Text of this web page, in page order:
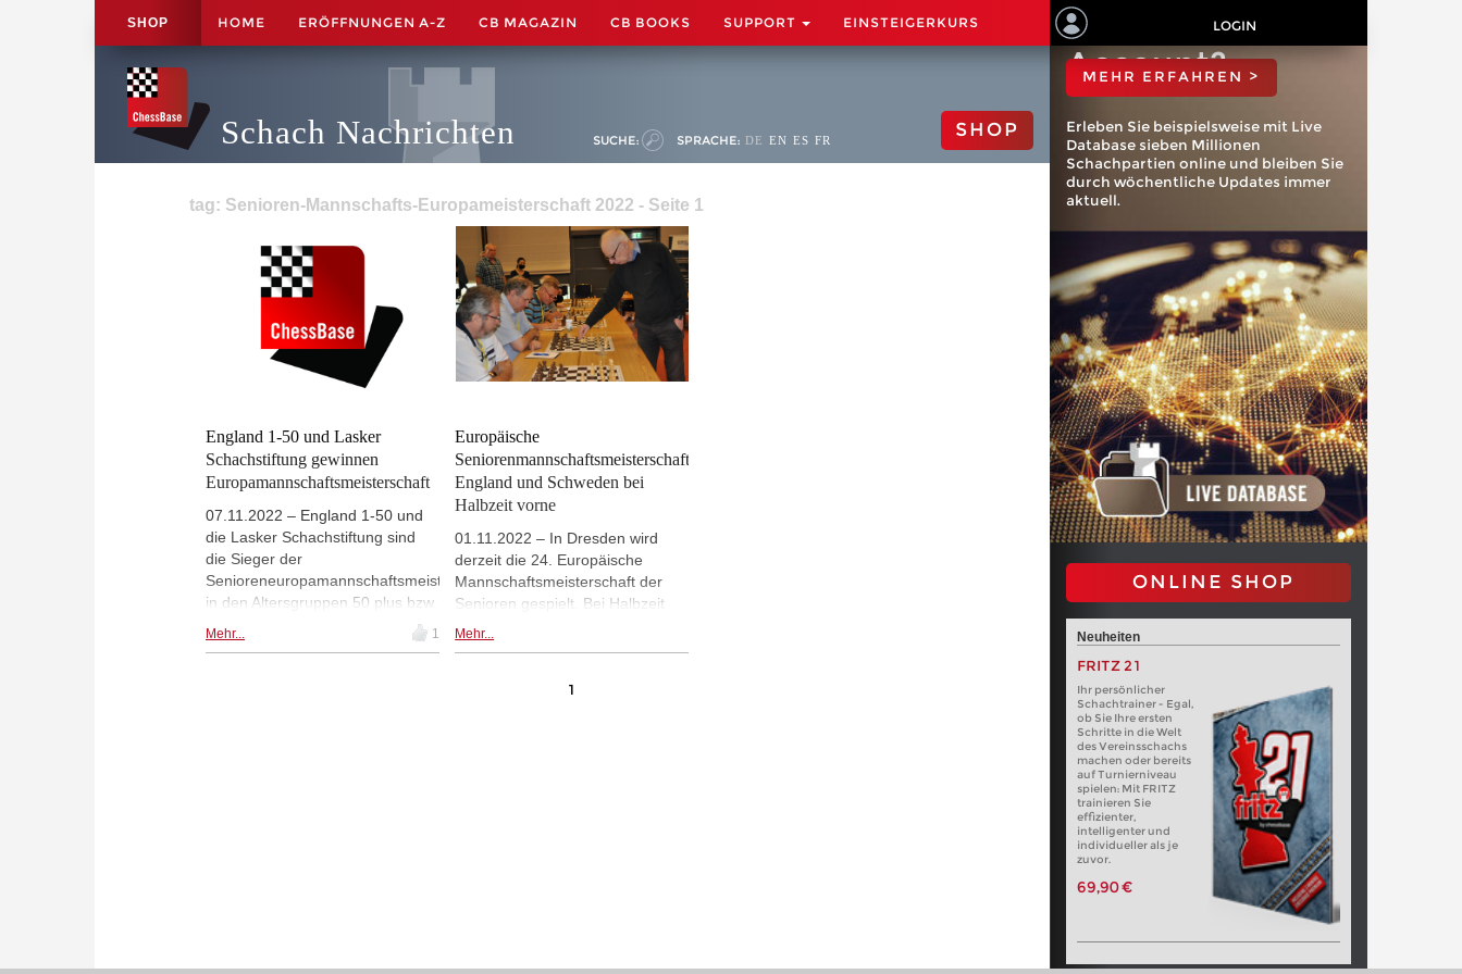
SHOP HOME ERÖFFNUNGEN A-Z CB MAGAZIN CB BOOKS SUPPORT EINSTEIGERKURS LOGIN
Schach Nachrichten SUCHE: SPRACHE: DE EN ES FR SHOP
tag: Senioren-Mannschafts-Europameisterschaft 2022 - Seite 1
England 1-50 und Lasker
Schachstiftung gewinnen
Europamannschaftsmeisterschaft
07.11.2022 – England 1-50 und
die Lasker Schachstiftung sind
die Sieger der
Senioreneuropamannschaftsmeisterschaft
in den Altersgruppen 50 plus bzw.
65 plus. Die Meisterschaft wurde
vom Schachfestival Dresden
Mehr... 1
Europäische
Seniorenmannschaftsmeisterschaft:
England und Schweden bei
Halbzeit vorne
01.11.2022 – In Dresden wird
derzeit die 24. Europäische
Mannschaftsmeisterschaft der
Senioren gespielt. Bei Halbzeit
führt in der Gruppe Ü50 England
Kämpfe gewann. In der
Mehr...
1
ChessBase
Account?
MEHR ERFAHREN >
Erleben Sie beispielsweise mit Live
Database sieben Millionen
Schachpartien online und bleiben Sie
durch wöchentliche Updates immer
aktuell.
ONLINE SHOP
Neuheiten
FRITZ 21
Ihr persönlicher
Schachtrainer - Egal,
ob Sie Ihre ersten
Schritte in die Welt
des Vereinsschachs
machen oder bereits
auf Turnierniveau
spielen: Mit FRITZ
trainieren Sie
effizienter,
intelligenter und
individueller als je
zuvor.
69,90 €